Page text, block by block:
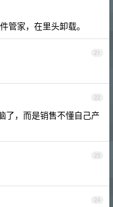
管家，在里头卸载。
21
22
了，而是销售不懂自己产
23
24